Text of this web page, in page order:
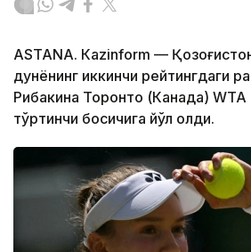
ASTANА. Кazinform —
дунёнинг иккинчи рейтингдаги
Рибакина Торонто (Канада) WТА
тўртинчи босқичига йўл олди.